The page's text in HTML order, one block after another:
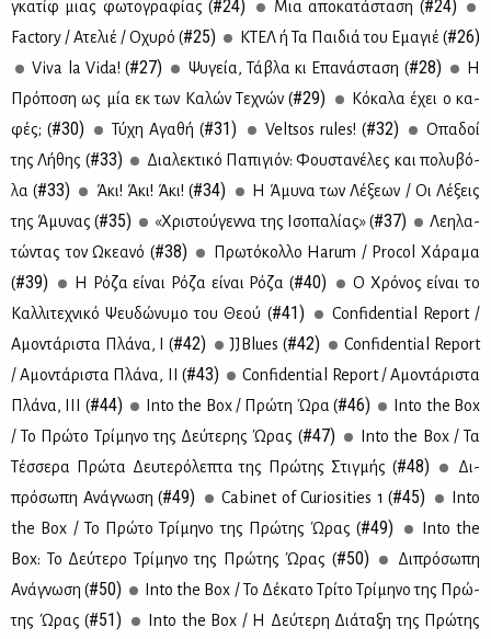
γκα­τίφ μιας φω­το­γρα­φί­ας (#24) Μια απο­κα­τά­στα­ση (#24)
Factory / Ατε­λιέ / Οχυ­ρό (#25) ΚΤΕΛ ή Τα Παι­διά του Εμα­γιέ (#26)
Viva la Vida! (#27) Ψυ­γεία, Τά­βλα κι Επα­νά­στα­ση (#28)
Η
Πρό­πο­ση ως μία εκ των Κα­λών Τε­χνών (#29)
Κό­κα­λα έχει ο κα­
φές; (#30) Τύ­χη Αγα­θή (#31) Veltsos rules! (#32)
Οπα­δοί
της Λή­θης (#33)
Δια­λε­κτι­κό Πα­πι­γιόν: Φου­στα­νέ­λες και πο­λυ­βό­
λα (#33) Άκι! Άκι! Άκι! (#34)
Η Άμυ­να των Λέ­ξε­ων / Οι Λέ­ξεις
της Άμυ­νας (#35) «Χρι­στού­γεν­να της Ισο­πα­λί­ας» (#37)
Λε­η­λα­
τώ­ντας τον Ωκε­α­νό (#38)
Πρω­τό­κολ­λο Harum / Procol Χά­ρα­μα
(#39) Η Ρό­ζα εί­ναι Ρό­ζα εί­ναι Ρό­ζα (#40)
Ο Χρό­νος εί­ναι το
Καλ­λι­τε­χνι­κό Ψευ­δώ­νυ­μο του Θε­ού (#41)
Confidential Report /
Αμο­ντά­ρι­στα Πλά­να, Ι (#42) JJBlues (#42)
Confidential Report
/ Αμο­ντά­ρι­στα Πλά­να, ΙΙ (#43)
Confidential Report / Αμο­ντά­ρι­στα
Πλά­να, ΙΙΙ (#44) Into the Box / Πρώ­τη Ώρα (#46)
Into the Box
/ Το Πρώ­το Τρί­μη­νο της Δεύ­τε­ρης Ώρας (#47)
Into the Box / Τα
Τέσ­σε­ρα Πρώ­τα Δευ­τε­ρό­λε­πτα της Πρώ­της Στιγ­μής (#48)
Δι­
πρό­σω­πη Ανά­γνω­ση (#49) Cabinet of Curiosities 1 (#45)
Into
the Box / Το Πρώ­το Τρί­μη­νο της Πρώ­της Ώρας (#49)
Into the
Box: Το Δεύ­τε­ρο Τρί­μη­νο της Πρώ­της Ώρας (#50)
Δι­πρό­σω­πη
Ανά­γνω­ση (#50)
Into the Box / Το Δέ­κα­το Τρί­το Τρί­μη­νο της Πρώ­
της Ώρας (#51)
Into the Box / Η Δεύ­τε­ρη Διά­τα­ξη της Πρώ­της